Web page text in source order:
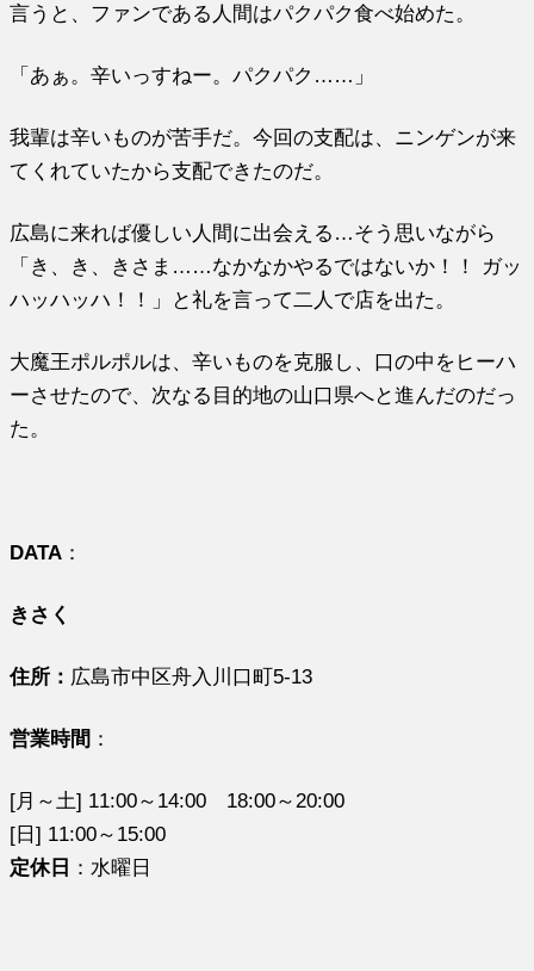
言うと、ファンである人間はパクパク食べ始めた。
「あぁ。辛いっすねー。パクパク……」
我輩は辛いものが苦手だ。今回の支配は、ニンゲンが来
てくれていたから支配できたのだ。
広島に来れば優しい人間に出会える…そう思いながら
「き、き、きさま……なかなかやるではないか！！ ガッ
ハッハッハ！！」と礼を言って二人で店を出た。
大魔王ポルポルは、辛いものを克服し、口の中をヒーハ
ーさせたので、次なる目的地の山口県へと進んだのだっ
た。
DATA ：
きさく
住所： 広島市中区舟入川口町5-13
営業時間 ：
[月～土] 11:00～14:00 18:00～20:00
[日] 11:00～15:00
定休日
：水曜日